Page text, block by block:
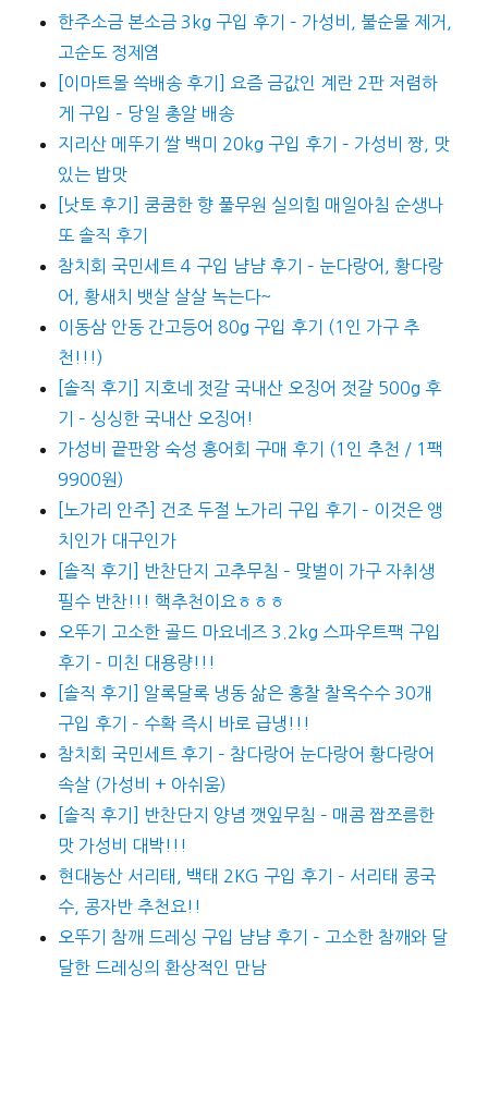
한주소금 본소금 3kg 구입 후기 – 가성비, 불순물 제거,
고순도 정제염
[이마트몰 쓱배송 후기] 요즘 금값인 계란 2판 저렴하
게 구입 – 당일 총알 배송
지리산 메뚜기 쌀 백미 20kg 구입 후기 – 가성비 짱, 맛
있는 밥맛
[낫토 후기] 쿰쿰한 향 풀무원 실의힘 매일아침 순생나
또 솔직 후기
참치회 국민세트 4 구입 냠냠 후기 – 눈다랑어, 황다랑
어, 황새치 뱃살 살살 녹는다~
이동삼 안동 간고등어 80g 구입 후기 (1인 가구 추
천!!!)
[솔직 후기] 지호네 젓갈 국내산 오징어 젓갈 500g 후
기 – 싱싱한 국내산 오징어!
가성비 끝판왕 숙성 홍어회 구매 후기 (1인 추천 / 1팩
9900원)
[노가리 안주] 건조 두절 노가리 구입 후기 – 이것은 앵
치인가 대구인가
[솔직 후기] 반찬단지 고추무침 – 맞벌이 가구 자취생
필수 반찬!!! 핵추천이요ㅎㅎㅎ
오뚜기 고소한 골드 마요네즈 3.2kg 스파우트팩 구입
후기 – 미친 대용량!!!
[솔직 후기] 알록달록 냉동 삶은 홍찰 찰옥수수 30개
구입 후기 – 수확 즉시 바로 급냉!!!
참치회 국민세트 후기 – 참다랑어 눈다랑어 황다랑어
속살 (가성비 + 아쉬움)
[솔직 후기] 반찬단지 양념 깻잎무침 – 매콤 짭쪼름한
맛 가성비 대박!!!
현대농산 서리태, 백태 2KG 구입 후기 – 서리태 콩국
수, 콩자반 추천요!!
오뚜기 참깨 드레싱 구입 냠냠 후기 – 고소한 참깨와 달
달한 드레싱의 환상적인 만남